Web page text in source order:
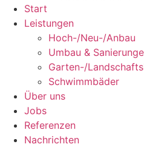
Start
Leistungen
Hoch-/Neu-/Anbau
Umbau &
Garten-/
Schwimmbäder
Über uns
Jobs
Referenzen
Nachrichten